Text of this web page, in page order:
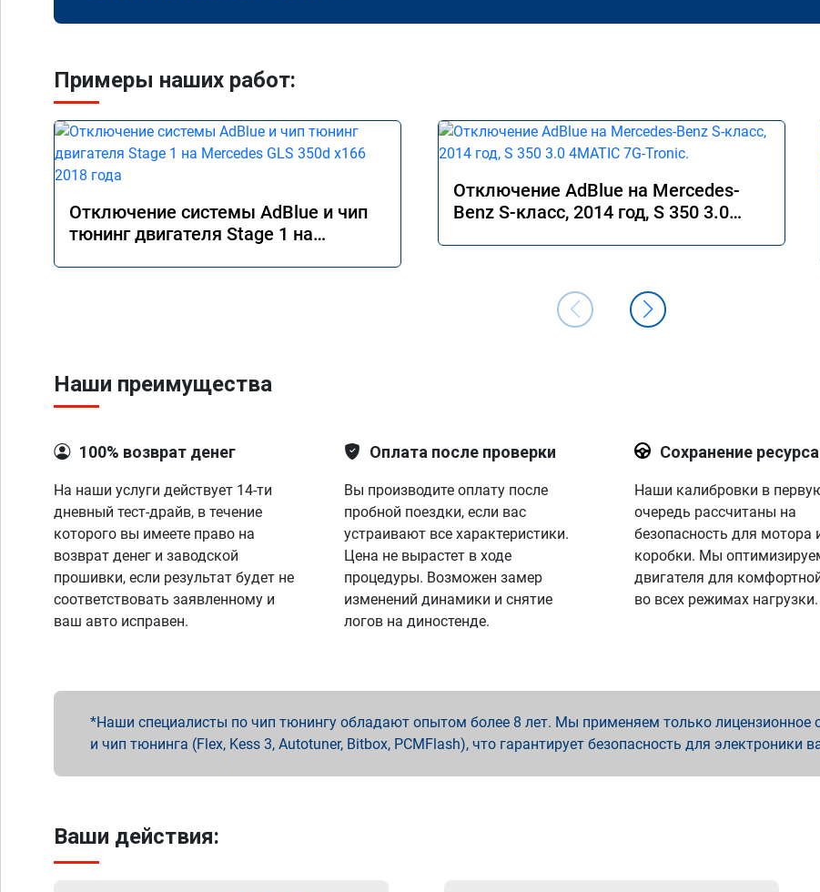
Примеры наших работ:
Отключение системы AdBlue и чип
тюнинг двигателя Stage 1 на
Отключение AdBlue на Mercedes-
Benz S-класс, 2014 год, S 350 3.0
Наши преимущества
100% возврат денег
На наши услуги действует 14-ти
дневный тест-драйв, в течение
которого вы имеете право на
возврат денег и заводской
прошивки, если результат будет не
соответствовать заявленному и
ваш авто исправен.
Оплата после проверки
Вы производите оплату после
пробной поездки, если вас
устраивают все характеристики.
Цена не вырастет в ходе
процедуры. Возможен замер
изменений динамики и снятие
логов на диностенде.
Сохранение ресурса
Наши калибровки в
очередь рассчитаны на
безопасность для мотора
коробки. Мы
двигателя для
во всех режимах нагрузки.
Наши специалисты по чип тюнингу обладают опытом более 8 лет. Мы применяем только лицензионное
и чип тюнинга (Flex, Kess 3, Autotuner, Bitbox, PCMFlash), что гарантирует безопасность для электроники
Ваши действия: